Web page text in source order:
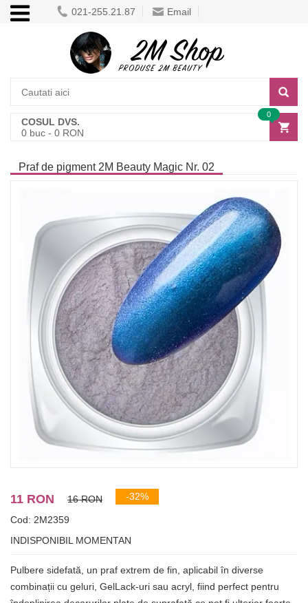
021-255.21.87 Email
COSUL DVS.
0 buc - 0 RON
0
Praf de pigment 2M Beauty Magic Nr. 02
11 RON 16 RON -32%
Cod: 2M2359
INDISPONIBIL MOMENTAN
Pulbere sidefată, un praf extrem de fin, aplicabil în diverse
combinații cu geluri, GelLack-uri sau acryl, fiind perfect pentru